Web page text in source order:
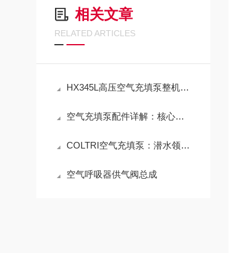
相关文章
RELATED ARTICLES
HX345L高压空气充填泵整机及配套配件销售与标准化应用技术解析
空气充填泵配件详解：核心部件的功能、选型与维护
COLTRI空气充填泵：潜水领域的“移动生命线”与
空气呼吸器供气阀总成